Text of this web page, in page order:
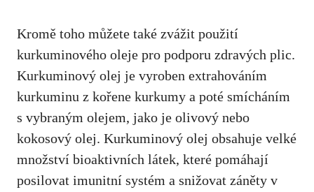
Kromě toho můžete také zvážit použití
kurkuminového oleje pro podporu​ zdravých plic.
Kurkuminový olej je ⁤vyroben extrahováním
kurkuminu z⁣ kořene⁢ kurkumy a poté smícháním
s vybraným olejem, jako je olivový nebo
kokosový olej. Kurkuminový olej obsahuje velké
množství bioaktivních látek, které pomáhají
posilovat imunitní systém a snižovat záněty ⁤v